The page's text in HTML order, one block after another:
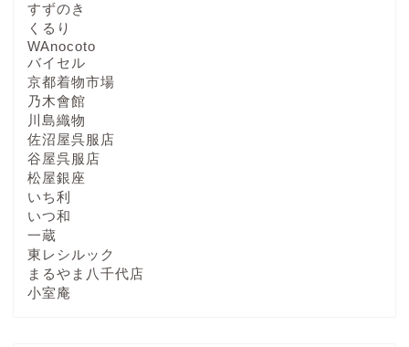
すずのき
くるり
WAnocoto
バイセル
京都着物市場
乃木會館
川島織物
佐沼屋呉服店
谷屋呉服店
松屋銀座
いち利
いつ和
一蔵
東レシルック
まるやま八千代店
小室庵